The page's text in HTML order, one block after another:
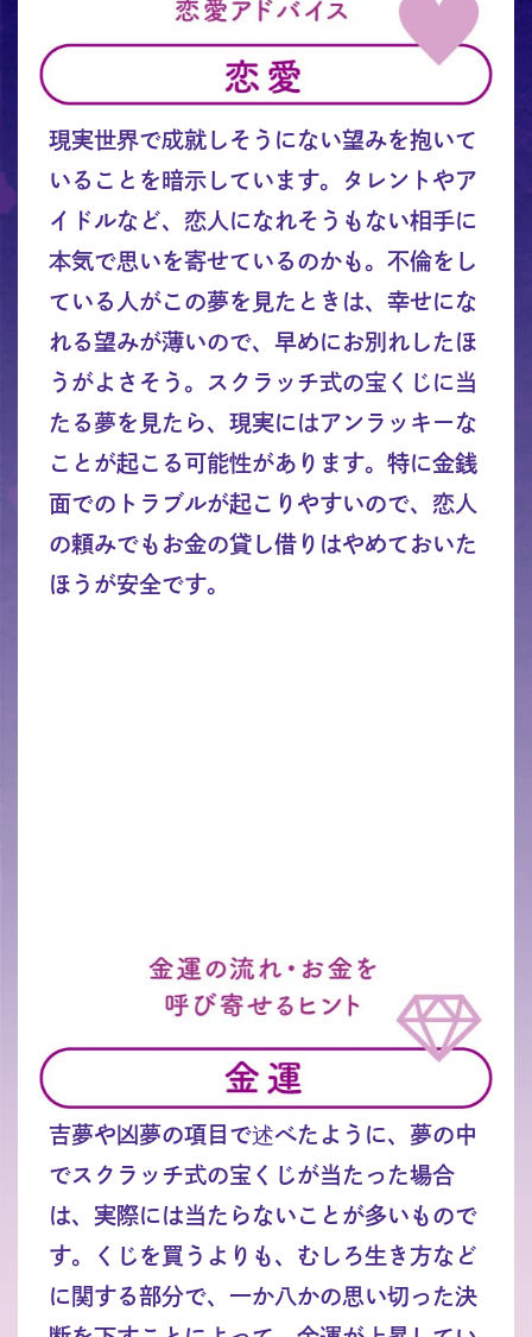
現実世界で成就しそうにない望みを抱いて
いることを暗示しています。タレントやア
イドルなど、恋人になれそうもない相手に
本気で思いを寄せているのかも。不倫をし
ている人がこの夢を見たときは、幸せにな
れる望みが薄いので、早めにお別れしたほ
うがよさそう。スクラッチ式の宝くじに当
たる夢を見たら、現実にはアンラッキーな
ことが起こる可能性があります。特に金銭
面でのトラブルが起こりやすいので、恋人
の頼みでもお金の貸し借りはやめておいた
ほうが安全です。
吉夢や凶夢の項目で述べたように、夢の中
でスクラッチ式の宝くじが当たった場合
は、実際には当たらないことが多いもので
す。くじを買うよりも、むしろ生き方など
に関する部分で、一か八かの思い切った決